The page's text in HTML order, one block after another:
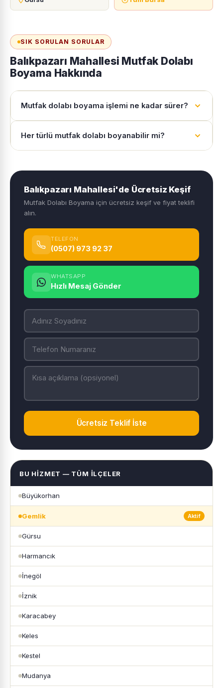
SIK SORULAN SORULAR
Balıkpazarı Mahallesi Mutfak Dolabı
Boyama Hakkında
Mutfak dolabı boyama işlemi ne kadar sürer?
Her türlü mutfak dolabı boyanabilir mi?
Balıkpazarı Mahallesi'de Ücretsiz Keşif
Mutfak Dolabı Boyama için ücretsiz keşif ve fiyat teklifi
alın.
TELEFON
(0507) 973 92 37
WHATSAPP
Hızlı Mesaj Gönder
Ücretsiz Teklif İste
BU HIZMET — TÜM İLÇELER
Büyükorhan
Gemlik Aktif
Gürsu
Harmancık
İnegöl
İznik
Karacabey
Keles
Kestel
Mudanya